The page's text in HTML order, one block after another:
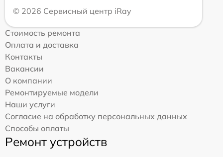
© 2026 Сервисный центр iRay
Стоимость ремонта
Оплата и доставка
Контакты
Вакансии
О компании
Ремонтируемые модели
Наши услуги
Согласие на обработку персональных данных
Способы оплаты
Ремонт устройств